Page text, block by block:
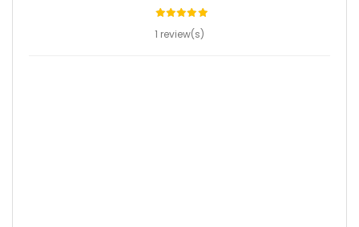
1 review(s)